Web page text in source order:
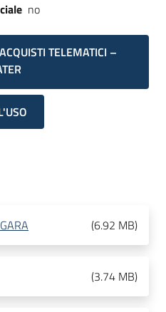
no
TELEMATICI –
(6.92 MB)
(3.74 MB)